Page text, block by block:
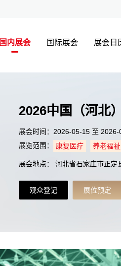
国内展会 国际展会 展会日
2026中国（河北
展会时间：2026-05-15 至 2026-
展览范围：
康复医疗 养老福祉
展会地点： 河北省石家庄市正
观众登记 展位预定